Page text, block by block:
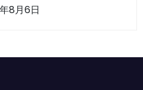
8月6日